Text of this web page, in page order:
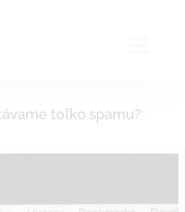
toľko spamu?